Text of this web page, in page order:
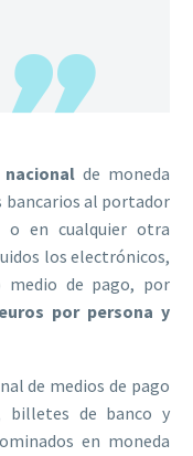
de moneda
bancarios al portador
o en cualquier otra
los electrónicos,
medio de pago, por
por persona y
de medios de pago
billetes de banco y
en moneda